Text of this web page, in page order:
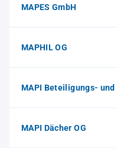
MAPES GmbH
MAPHIL OG
MAPI Beteiligungs-
MAPI Dächer OG